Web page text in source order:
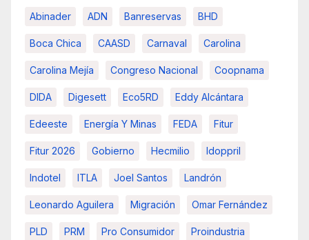
Abinader ADN Banreservas BHD
Boca Chica CAASD Carnaval Carolina
Carolina Mejía Congreso Nacional Coopnama
DIDA Digesett Eco5RD Eddy Alcántara
Edeeste Energía Y Minas FEDA Fitur
Fitur 2026 Gobierno Hecmilio Idoppril
Indotel ITLA Joel Santos Landrón
Leonardo Aguilera Migración Omar Fernández
PLD PRM Pro Consumidor Proindustria